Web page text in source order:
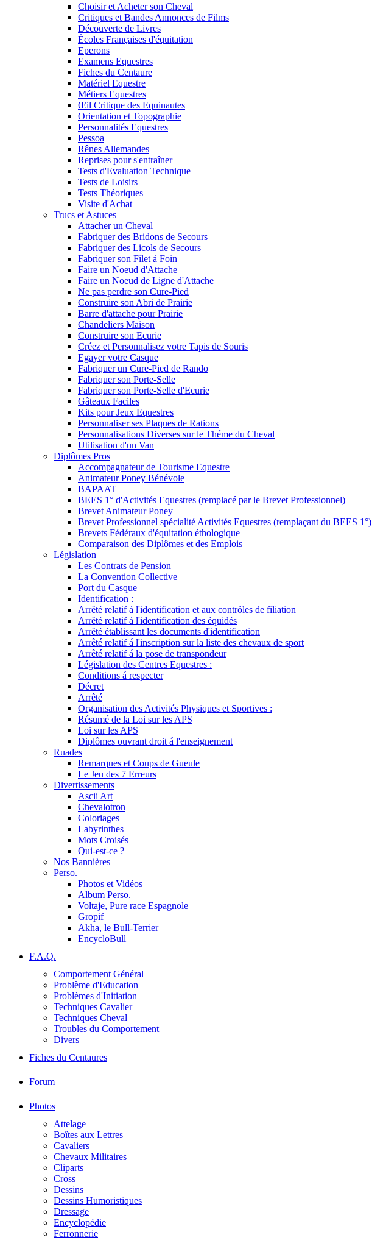
Choisir et Acheter son Cheval
Critiques et Bandes Annonces de Films
Découverte de Livres
Écoles Françaises d'équitation
Eperons
Examens Equestres
Fiches du Centaure
Matériel Equestre
Métiers Equestres
Œil Critique des Equinautes
Orientation et Topographie
Personnalités Equestres
Pessoa
Rênes Allemandes
Reprises pour s'entraîner
Tests d'Evaluation Technique
Tests de Loisirs
Tests Théoriques
Visite d'Achat
Trucs et Astuces
Attacher un Cheval
Fabriquer des Bridons de Secours
Fabriquer des Licols de Secours
Fabriquer son Filet á Foin
Faire un Noeud d'Attache
Faire un Noeud de Ligne d'Attache
Ne pas perdre son Cure-Pied
Construire son Abri de Prairie
Barre d'attache pour Prairie
Chandeliers Maison
Construire son Ecurie
Créez et Personnalisez votre Tapis de Souris
Egayer votre Casque
Fabriquer un Cure-Pied de Rando
Fabriquer son Porte-Selle
Fabriquer son Porte-Selle d'Ecurie
Gâteaux Faciles
Kits pour Jeux Equestres
Personnaliser ses Plaques de Rations
Personnalisations Diverses sur le Théme du Cheval
Utilisation d'un Van
Diplômes Pros
Accompagnateur de Tourisme Equestre
Animateur Poney Bénévole
BAPAAT
BEES 1° d'Activités Equestres (remplacé par le Brevet Professionnel)
Brevet Animateur Poney
Brevet Professionnel spécialité Activités Equestres (remplaçant du BEES 1°)
Brevets Fédéraux d'équitation éthologique
Comparaison des Diplômes et des Emplois
Législation
Les Contrats de Pension
La Convention Collective
Port du Casque
Identification :
Arrêté relatif á l'identification et aux contrôles de filiation
Arrêté relatif á l'identification des équidés
Arrêté établissant les documents d'identification
Arrêté relatif á l'inscription sur la liste des chevaux de sport
Arrêté relatif á la pose de transpondeur
Législation des Centres Equestres :
Conditions á respecter
Décret
Arrêté
Organisation des Activités Physiques et Sportives :
Résumé de la Loi sur les APS
Loi sur les APS
Diplômes ouvrant droit á l'enseignement
Ruades
Remarques et Coups de Gueule
Le Jeu des 7 Erreurs
Divertissements
Ascii Art
Chevalotron
Coloriages
Labyrinthes
Mots Croisés
Qui-est-ce ?
Nos Bannières
Perso.
Photos et Vidéos
Album Perso.
Voltaje, Pure race Espagnole
Gropif
Akha, le Bull-Terrier
EncycloBull
F.A.Q.
Comportement Général
Problème d'Education
Problèmes d'Initiation
Techniques Cavalier
Techniques Cheval
Troubles du Comportement
Divers
Fiches du Centaures
Forum
Photos
Attelage
Boîtes aux Lettres
Cavaliers
Chevaux Militaires
Cliparts
Cross
Dessins
Dessins Humoristiques
Dressage
Encyclopédie
Ferronnerie